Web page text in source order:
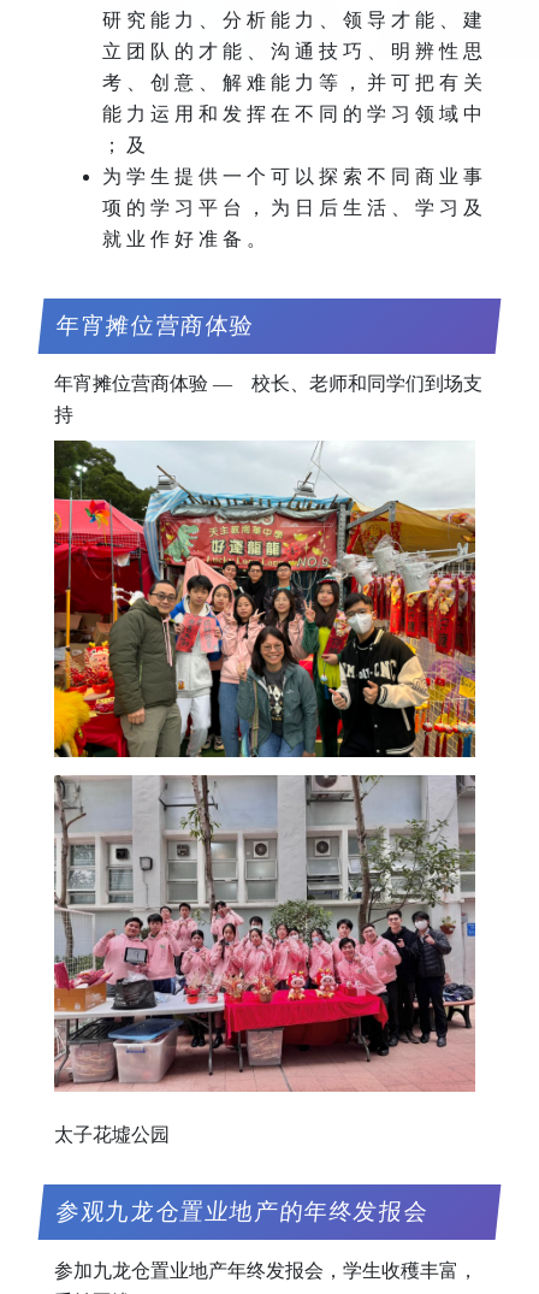
研 究 能 力 、 分 析 能 力 、 领 导 才 能 、 建
立 团 队 的 才 能 、 沟 通 技 巧 、 明 辨 性 思
考 、 创 意 、 解 难 能 力 等 ， 并 可 把 有 关
能 力 运 用 和 发 挥 在 不 同 的 学 习 领 域 中
； 及
为 学 生 提 供 一 个 可 以 探 索 不 同 商 业 事
项 的 学 习 平 台 ， 为 日 后 生 活 、 学 习 及
就 业 作 好 准 备 。
年宵摊位营商体验
年宵摊位营商体验 — 校长、老师和同学们到场支
持
太子花墟公园
参观九龙仓置业地产的年终发报会
参加九龙仓置业地产年终发报会，学生收穫丰富，